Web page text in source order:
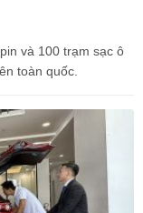
và 100 trạm sạc ô
toàn quốc.